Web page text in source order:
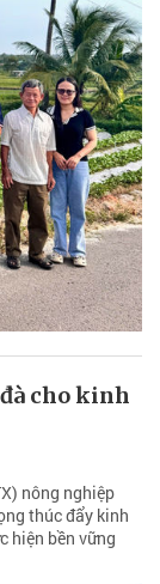
cho kinh
nông nghiệp
thúc đẩy kinh
hiện bền vững